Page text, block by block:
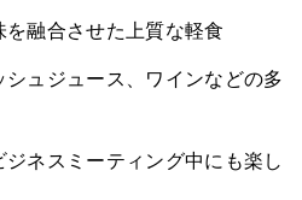
融合させた上質な軽食
ュジュース、ワインなどの多
ネスミーティング中にも楽し